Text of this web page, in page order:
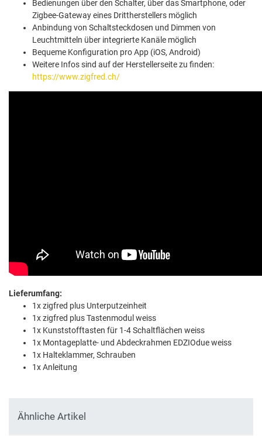
Bedienungen über den Schalter, über das Smartphone, oder
Zigbee-Gateway eines Drittherstellers möglich
Anbindung von Schaltsteckdosen und Dimmen von
Leuchtmitteln über integrierte Kanäle möglich
Bequeme Konfiguration pro App (iOS, Android)
Weitere Infos sind auf der Herstellerseite zu finden:
https://www.zigfred.ch/
Lieferumfang:
1x zigfred plus Unterputzeinheit
1x zigfred plus Tastenmodul weiss
1x Kunststofftasten für 1-4 Schaltflächen weiss
1x Montageplatte- und Abdeckrahmen EDZIOdue weiss
1x Halteklammer, Schrauben
1x Anleitung
Ähnliche Artikel